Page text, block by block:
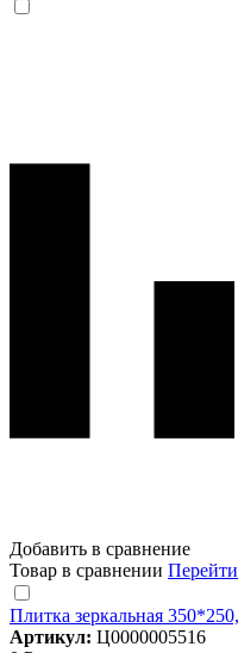
Добавить в сравнение
Товар в сравнении
Плитка зеркальная
Артикул: Ц0000005516